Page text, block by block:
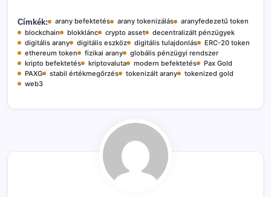
Címkék: arany befektetés arany tokenizálás
aranyfedezetű token
blockchain
blokklánc crypto asset
decentralizált pénzügyek
digitális arany
digitális eszköz digitális tulajdonlás
ERC-20 token
ethereum token
fizikai arany
globális pénzügyi rendszer
kripto befektetés
kriptovaluta modern befektetés
Pax Gold
PAXG
stabil értékmegőrzés tokenizált arany
tokenized gold
web3